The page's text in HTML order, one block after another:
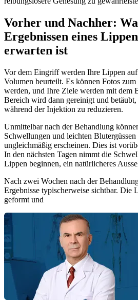
Vorher und Nachher:
Ergebnissen eines
erwarten ist
Vor dem Eingriff werden Ihre Lippen
Volumen beurteilt. Es können Fotos
werden, und Ihre Ziele werden mit dem
Bereich wird dann gereinigt und
während der Injektion zu reduzieren.
Unmittelbar nach der Behandlung
Schwellungen und leichten
ungleichmäßig erscheinen. Dies ist
In den nächsten Tagen nimmt die
Lippen beginnen, ein natürlicheres
Nach zwei Wochen nach der
Ergebnisse typischerweise sichtbar. Die
geformt und